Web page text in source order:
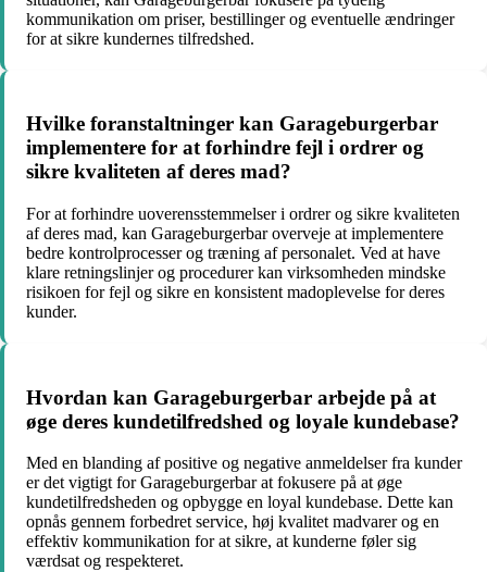
kommunikation om priser, bestillinger og eventuelle ændringer
for at sikre kundernes tilfredshed.
Hvilke foranstaltninger kan Garageburgerbar
implementere for at forhindre fejl i ordrer og
sikre kvaliteten af deres mad?
For at forhindre uoverensstemmelser i ordrer og sikre kvaliteten
af deres mad, kan Garageburgerbar overveje at implementere
bedre kontrolprocesser og træning af personalet. Ved at have
klare retningslinjer og procedurer kan virksomheden mindske
risikoen for fejl og sikre en konsistent madoplevelse for deres
kunder.
Hvordan kan Garageburgerbar arbejde på at
øge deres kundetilfredshed og loyale kundebase?
Med en blanding af positive og negative anmeldelser fra kunder
er det vigtigt for Garageburgerbar at fokusere på at øge
kundetilfredsheden og opbygge en loyal kundebase. Dette kan
opnås gennem forbedret service, høj kvalitet madvarer og en
effektiv kommunikation for at sikre, at kunderne føler sig
værdsat og respekteret.